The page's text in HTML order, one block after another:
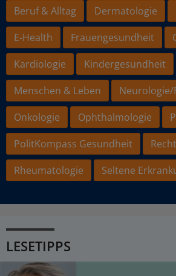
Beruf & Alltag
Dermatologie
E-Health
Frauengesundheit
Kardiologie
Kindergesundheit
Menschen & Leben
Neurologie/
Onkologie
Ophthalmologie
PolitKompass Gesundheit
Rheumatologie
Seltene
LESETIPPS